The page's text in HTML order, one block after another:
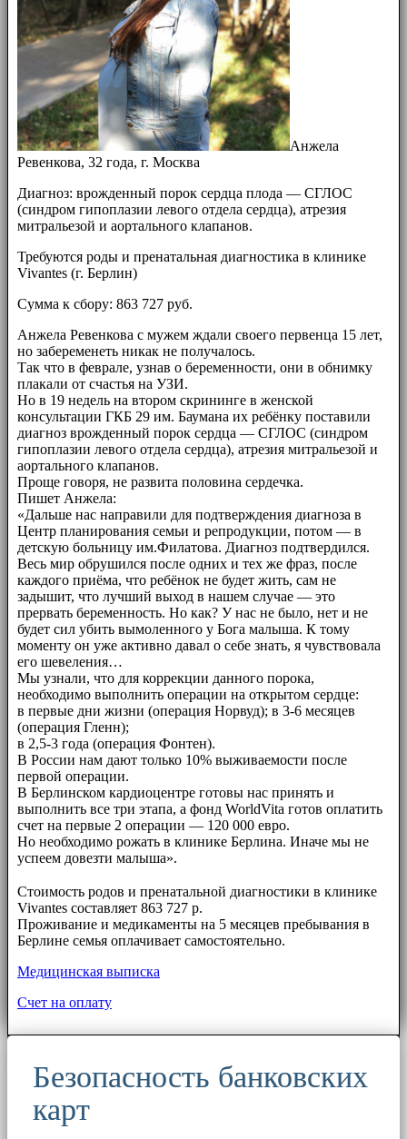
Анжела
Ревенкова, 32 года, г. Москва
Диагноз: врожденный порок сердца плода — СГЛОС
(синдром гипоплазии левого отдела сердца), атрезия
митральезой и аортального клапанов.
Требуются роды и пренатальная диагностика в клинике
Vivantes (г. Берлин)
Сумма к сбору: 863 727 руб.
Анжела Ревенкова с мужем ждали своего первенца 15 лет,
но забеременеть никак не получалось.
Так что в феврале, узнав о беременности, они в обнимку
плакали от счастья на УЗИ.
Но в 19 недель на втором скрининге в женской
консультации ГКБ 29 им. Баумана их ребёнку поставили
диагноз врожденный порок сердца — СГЛОС (синдром
гипоплазии левого отдела сердца), атрезия митральезой и
аортального клапанов.
Проще говоря, не развита половина сердечка.
Пишет Анжела:
«Дальше нас направили для подтверждения диагноза в
Центр планирования семьи и репродукции, потом — в
детскую больницу им.Филатова. Диагноз подтвердился.
Весь мир обрушился после одних и тех же фраз, после
каждого приёма, что ребёнок не будет жить, сам не
задышит, что лучший выход в нашем случае — это
прервать беременность. Но как? У нас не было, нет и не
будет сил убить вымоленного у Бога малыша. К тому
моменту он уже активно давал о себе знать, я чувствовала
его шевеления…
Мы узнали, что для коррекции данного порока,
необходимо выполнить операции на открытом сердце:
в первые дни жизни (операция Норвуд); в 3-6 месяцев
(операция Гленн);
в 2,5-3 года (операция Фонтен).
В России нам дают только 10% выживаемости после
первой операции.
В Берлинском кардиоцентре готовы нас принять и
выполнить все три этапа, а фонд WorldVita готов оплатить
счет на первые 2 операции — 120 000 евро.
Но необходимо рожать в клинике Берлина. Иначе мы не
успеем довезти малыша».
Стоимость родов и пренатальной диагностики в клинике
Vivantes составляет 863 727 р.
Проживание и медикаменты на 5 месяцев пребывания в
Берлине семья оплачивает самостоятельно.
Медицинская выписка
Счет на оплату
Безопасность банковских
карт